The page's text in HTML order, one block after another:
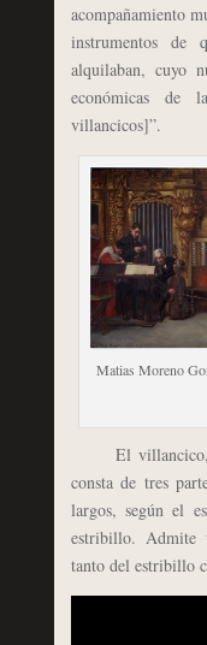
acompañamiento
instrumentos de
alquilaban, cuyo
económicas de
villancicos]”.
Matias Moreno
El
consta de tres
largos, según el
estribillo. Admite
tanto del estribillo